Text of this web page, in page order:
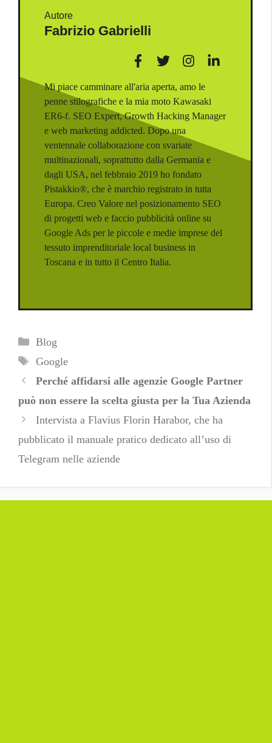
Autore
Fabrizio Gabrielli
Mi piace camminare all'aria aperta, amo le
penne stilografiche e la mia moto Kawasaki
ER6-f. SEO Expert, Growth Hacking Manager
e web marketing addicted. Dopo una
ventennale collaborazione con svariate
multinazionali, soprattutto dalla Germania e
dagli USA, nel febbraio 2019 ho fondato
Pistakkio®, che è marchio registrato in tutta
Europa. Creo Valore nel posizionamento SEO
di progetti web e faccio pubblicità online su
Google Ads per le piccole e medie imprese del
tessuto imprenditoriale local business in
Toscana e in tutto il Centro Italia.
Categorie
Blog
Tag
Google
Perché affidarsi alle agenzie Google Partner
può non essere la scelta giusta per la Tua Azienda
Intervista a Flavius Florin Harabor, che ha
pubblicato il manuale pratico dedicato all’uso di
Telegram nelle aziende